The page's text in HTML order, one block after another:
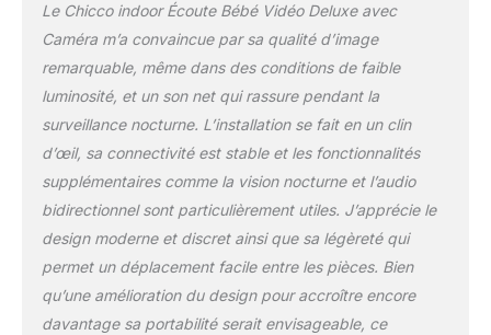
Le Chicco indoor Écoute Bébé Vidéo Deluxe avec
Caméra m’a convaincue par sa qualité d’image
remarquable, même dans des conditions de faible
luminosité, et un son net qui rassure pendant la
surveillance nocturne. L’installation se fait en un clin
d’œil, sa connectivité est stable et les fonctionnalités
supplémentaires comme la vision nocturne et l’audio
bidirectionnel sont particulièrement utiles. J’apprécie le
design moderne et discret ainsi que sa légèreté qui
permet un déplacement facile entre les pièces. Bien
qu’une amélioration du design pour accroître encore
davantage sa portabilité serait envisageable, ce